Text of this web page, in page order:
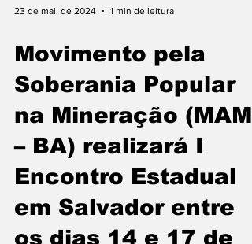
23 de mai. de 2024 1 min de leitura
Movimento pela
Soberania Popular
na Mineração (MAM
– BA) realizará I